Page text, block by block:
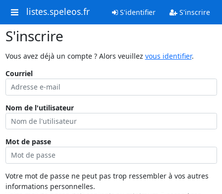
listes.speleos.fr S'identifier S'inscrire
S'inscrire
Vous avez déjà un compte ? Alors veuillez vous identifier.
Courriel
Nom de l'utilisateur
Mot de passe
Votre mot de passe ne peut pas trop ressembler à vos autres
informations personnelles.